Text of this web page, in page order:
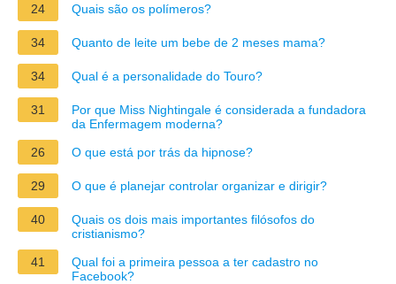
24 Quais são os polímeros?
34 Quanto de leite um bebe de 2 meses mama?
34 Qual é a personalidade do Touro?
31
Por que Miss Nightingale é considerada a fundadora
da Enfermagem moderna?
26
O que está por trás da hipnose?
29 O que é planejar controlar organizar e dirigir?
40
Quais os dois mais importantes filósofos do
cristianismo?
41
Qual foi a primeira pessoa a ter cadastro no
Facebook?